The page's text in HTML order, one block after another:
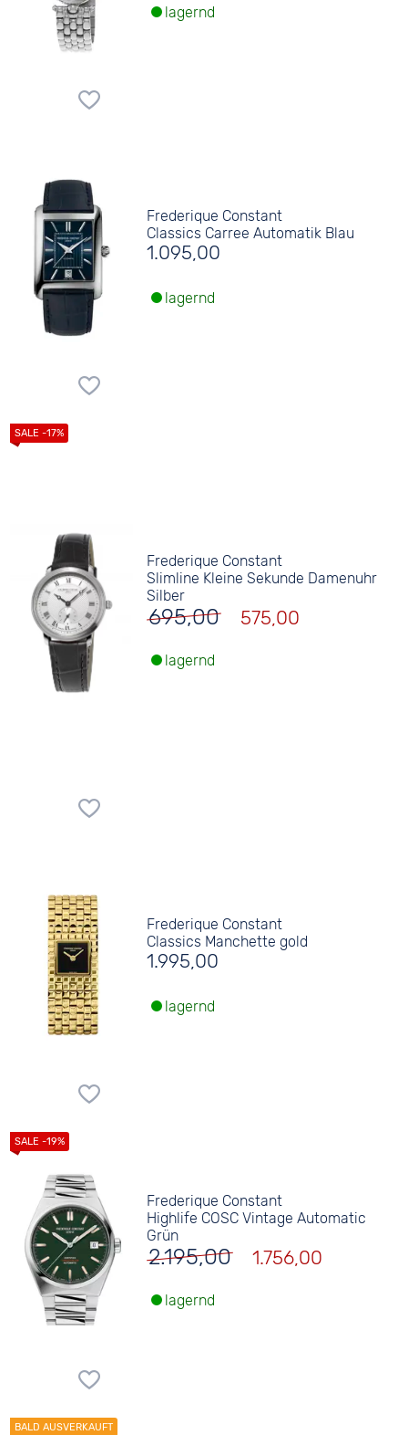
lagernd
Frederique Constant
Classics Carree Automatik Blau
1.095,00
lagernd
Frederique Constant
Slimline Kleine Sekunde Damenuhr
Silber
695,00 575,00
lagernd
Frederique Constant
Classics Manchette gold
1.995,00
lagernd
Frederique Constant
Highlife COSC Vintage Automatic
Grün
2.195,00 1.756,00
lagernd